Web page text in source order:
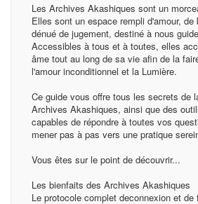
Les Archives Akashiques sont un
Elles sont un espace rempli d'amour, de
dénué de jugement, destiné à nous
Accessibles à tous et à toutes, elles
âme tout au long de sa vie afin de la
l'amour inconditionnel et la Lumière.
Ce guide vous offre tous les secrets de
Archives Akashiques, ainsi que des
capables de répondre à toutes vos
mener pas à pas vers une pratique
Vous êtes sur le point de découvrir...
Les bienfaits des Archives Akashiques
Le protocole complet deconnexion et de